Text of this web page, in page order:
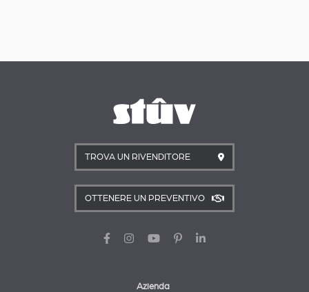
TROVA UN RIVENDITORE
OTTENERE UN PREVENTIVO
Azienda